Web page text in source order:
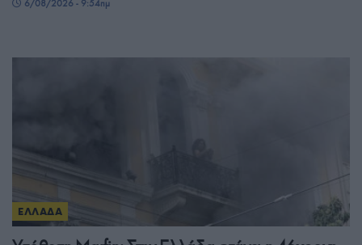
6/08/2026 - 9:54πμ
ΕΛΛΑΔΑ